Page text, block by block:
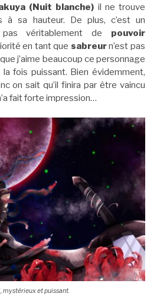
(Nuit blanche) il ne trouve
à sa hauteur. De plus, c’est un
pas véritablement de pouvoir
en tant que sabreurn’est pas
j’aime beaucoup ce personnage
fois puissant. Bien évidemment,
on sait qu’il finira par être vaincu
fait forte impression…
mystérieux et puissant.